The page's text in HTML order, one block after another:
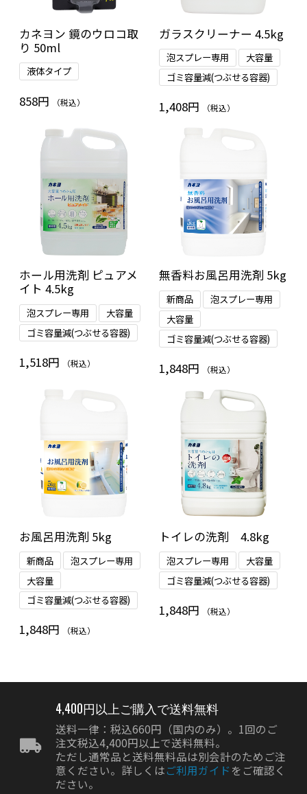
カネヨン 鏡のウロコ取
り 50ml
液体タイプ
858円 （税込）
ガラスクリーナー 4.5kg
泡スプレー専用
大容量
ゴミ容量減(つぶせる容器)
1,408円 （税込）
ホール用洗剤 ピュアメ
イト 4.5kg
泡スプレー専用
大容量
ゴミ容量減(つぶせる容器)
1,518円 （税込）
無香料お風呂用洗剤 5kg
新商品
泡スプレー専用
大容量
ゴミ容量減(つぶせる容器)
1,848円 （税込）
お風呂用洗剤 5kg
新商品
泡スプレー専用
大容量
ゴミ容量減(つぶせる容器)
1,848円 （税込）
トイレの洗剤 4.8kg
泡スプレー専用
大容量
ゴミ容量減(つぶせる容器)
1,848円 （税込）
4,400円以上ご購入で送料無料
送料一律：税込660円（国内のみ）。1回のご
注文税込4,400円以上で送料無料。
ただし通常品と送料無料品は別会計のためご注
意ください。詳しくはご利用ガイド をご確認く
ださい。